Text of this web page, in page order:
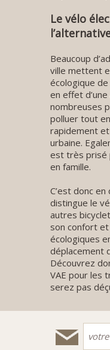
Le vélo
Beaucoup
ville mettent
écologique
en effet
nombreuses
polluer tout
rapidement
urbaine.
est très prisé
en famille.
C’est donc
distingue le
autres
son confort
écologiques
déplacement
Découvrez
VAE pour les
serez pas